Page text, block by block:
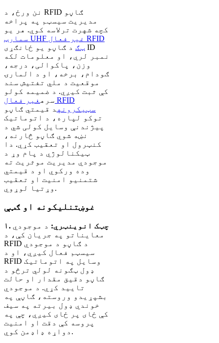
نن ورځ، د RFID ګاڼو
مدیریت سیسټم په پراخه
کچه شهرت ترلاسه کوي. هر یو
سمارټ UHF غیر فعال RFID
ټګ د ګاڼو یو ځانګړی ID
نمبر لري، او معلومات لکه
وزن، پاکوالی، درجه،
ګودام، برخه، او د المارۍ
موقعیت د ملي تفتیش سند
کې ثبت کیږي. د ضمیمه کولو
سره غیر فعال RFID
سټیکرونه د قیمتي ګاڼو
توکو لپاره، د اتوماتیک
پیژندنې وسایل کولی شي د
نښه شوي ګاڼو څارنه،
کنټرول او تعقیب کړي. دا
ټیکنالوژي د پام وړ د
موجودي مدیریت موثریت ته
وده ورکوي او د قیمتي
شتمنیو امنیت او تعقیب
وړتیا لوړوي.
غوښتنلیکونه او ګټې
۱. چټک انوینټري: د موجودي
معایناتو په جریان کې، د
RFID د ګاڼو د موجودي
سیسټم فعال کیږي، او د
RFID وسایل په اتوماتيک
ډول ټګونه لولي ترڅو د
ګاڼو دقیق مقدار او حالت
تایید کړي. د موجودي
بشپړیدو وروسته، ګاڼې په
خوندي ډول بیرته په سیف
کې ځای پر ځای کیږي، چې په
پروسه کې دقت او امنیت
دواړه ډاډمن کوي.